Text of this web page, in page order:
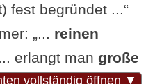
vollständig öffnen ▼
) fest begründet ...“
„... reinen
... erlangt man große